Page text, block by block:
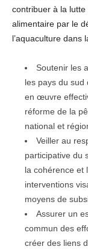
contribuer à la
alimentaire par le
l’aquaculture dans
Soutenir les
les pays du sud
en œuvre
réforme de la
national et
Veiller au
participative du
la cohérence et
interventions
moyens de
Assurer un
commun des
créer des liens